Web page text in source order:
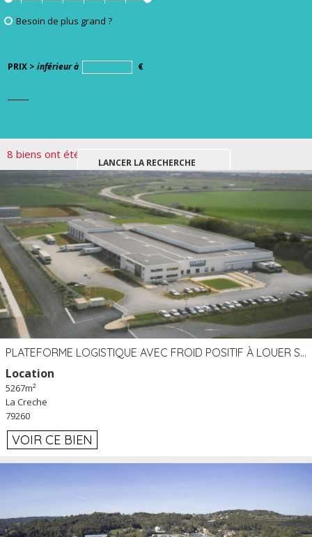
Besoin de plus grand ?
PRIX > inférieur à €
8 biens ont été trouvés pour votre recherche.
PLATEFORME LOGISTIQUE AVEC FROID POSITIF À LOUER SECTEUR NIORT (79)
Location
5267m²
La Creche
79260
VOIR CE BIEN